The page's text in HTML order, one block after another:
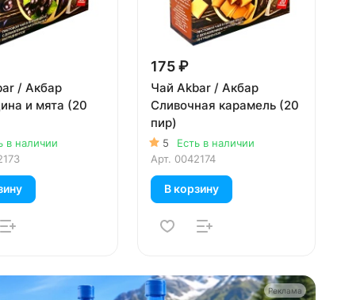
Реклама
/ Акбар
и мята (20
в наличии
175 ₽
Чай Akbar / Акбар
Сливочная карамель (20
пир)
5
Есть в наличии
Арт. 0042174
В корзину